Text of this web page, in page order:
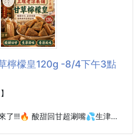
需要費力刷洗❇️
決頑固水
認證
是日常清潔，檸檬酸一出手，油垢
～
檸檬酸登場！✨
【食品級｜超好用檸檬酸600g】
人小問題：
水口清爽無味
檸檬皇120g -8/4下午3點
了!!!🔥 酸甜回甘超涮嘴💦生津潤